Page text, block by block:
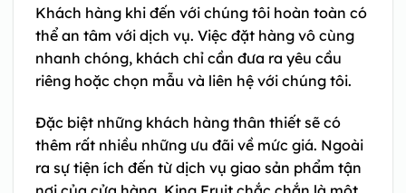
Khách hàng khi đến với chúng tôi hoàn toàn có
thể an tâm với dịch vụ. Việc đặt hàng vô cùng
nhanh chóng, khách chỉ cần đưa ra yêu cầu
riêng hoặc chọn mẫu và liên hệ với chúng tôi.
Đặc biệt những khách hàng thân thiết sẽ có
thêm rất nhiều những ưu đãi về mức giá. Ngoài
ra sự tiện ích đến từ dịch vụ giao sản phẩm tận